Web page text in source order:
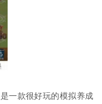
是一款很好玩的模拟养成